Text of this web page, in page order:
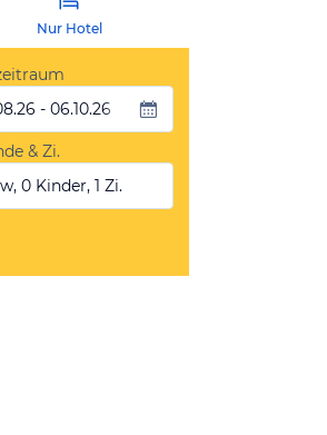
Nur Hotel
- 06.10.26
& Zi.
0 Kinder, 1 Zi.